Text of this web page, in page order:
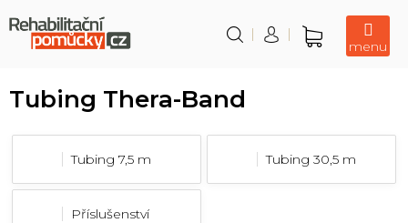
na
obsah
Nákupní
Tubing Thera-Band
Tubing 7,5 m Tubing 30,5 m
Příslušenství